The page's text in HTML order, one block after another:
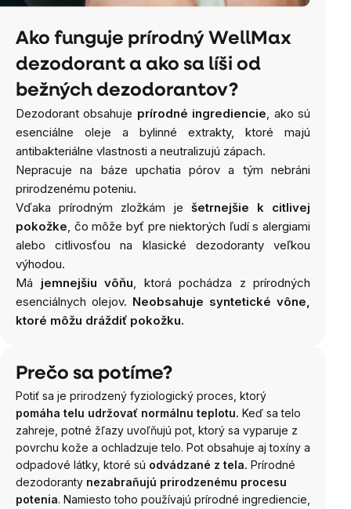
Ako funguje prírodný WellMax
dezodorant a ako sa líši od
bežných dezodorantov?
Dezodorant obsahuje prírodné ingrediencie, ako sú
esenciálne oleje a bylinné extrakty, ktoré majú
antibakteriálne vlastnosti a neutralizujú zápach.
Nepracuje na báze upchatia pórov a tým nebráni
prirodzenému poteniu.
Vďaka prírodným zložkám je šetrnejšie k citlivej
pokožke, čo môže byť pre niektorých ľudí s alergiami
alebo citlivosťou na klasické dezodoranty veľkou
výhodou.
Má jemnejšiu vôňu, ktorá pochádza z prírodných
esenciálnych olejov. Neobsahuje syntetické vône,
ktoré môžu dráždiť pokožku.
Prečo sa potíme?
Potiť sa je prirodzený fyziologický proces, ktorý
pomáha telu udržovať normálnu teplotu. Keď sa telo
zahreje, potné žľazy uvoľňujú pot, ktorý sa vyparuje z
povrchu kože a ochladzuje telo. Pot obsahuje aj toxíny a
odpadové látky, ktoré sú odvádzané z tela. Prírodné
dezodoranty nezabraňujú prirodzenému procesu
potenia. Namiesto toho používajú prírodné ingrediencie,